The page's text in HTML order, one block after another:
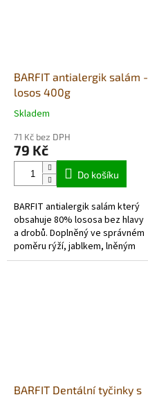
BARFIT antialergik salám -
losos 400g
Průměrné
produktu
je
hvězdiček.
Skladem
71 Kč bez DPH
79 Kč
Do košíku
BARFIT antialergik salám který
obsahuje 80% lososa bez hlavy
a drobů. Doplněný ve správném
poměru rýží, jablkem, lněným
semínkem,
BARFIT Dentální tyčinky s